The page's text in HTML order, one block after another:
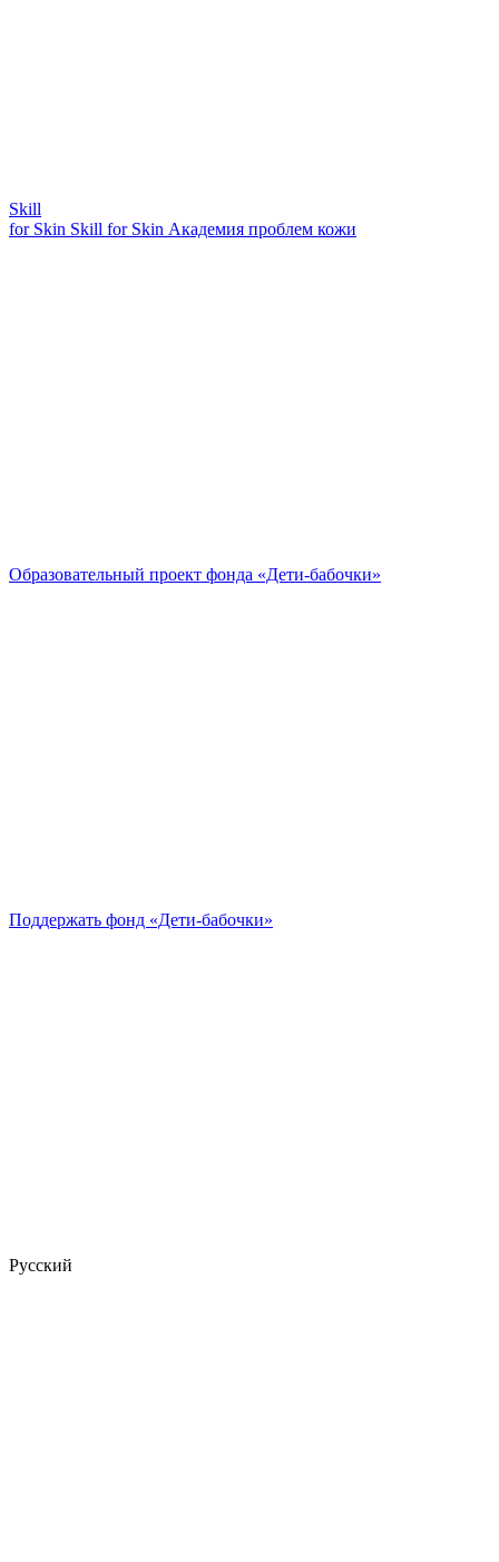
Skill
for Skin Skill for Skin Академия проблем кожи
Образовательный проект фонда «Дети-бабочки»
Поддержать фонд «Дети-бабочки»
Русский